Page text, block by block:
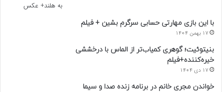
با این بازی مهارتی حسابی سرگرم بشین + فیلم
17 بهمن 1404
بنیتوئیت؛ گوهری کمیاب‌تر از الماس با درخششی
خیره‌کننده+فیلم
17 دی 1404
خواندن مجری خانم در برنامه زنده صدا و سیما